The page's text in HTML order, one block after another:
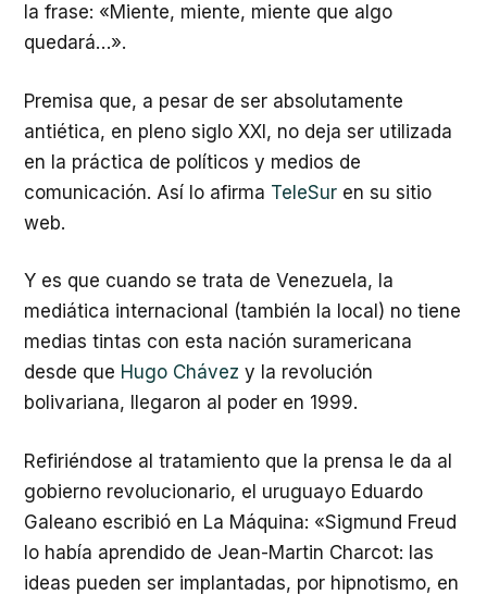
la frase: «Miente, miente, miente que algo
quedará…».
Premisa que, a pesar de ser absolutamente
antiética, en pleno siglo XXI, no deja ser utilizada
en la práctica de políticos y medios de
comunicación. Así lo afirma TeleSur en su sitio
web.
Y es que cuando se trata de Venezuela, la
mediática internacional (también la local) no tiene
medias tintas con esta nación suramericana
desde que Hugo Chávez y la revolución
bolivariana, llegaron al poder en 1999.
Refiriéndose al tratamiento que la prensa le da al
gobierno revolucionario, el uruguayo Eduardo
Galeano escribió en La Máquina: «Sigmund Freud
lo había aprendido de Jean-Martin Charcot: las
ideas pueden ser implantadas, por hipnotismo, en